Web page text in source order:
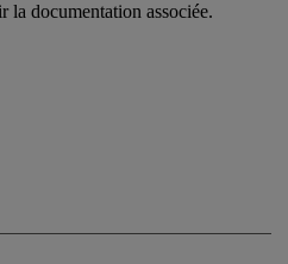
la documentation associée.